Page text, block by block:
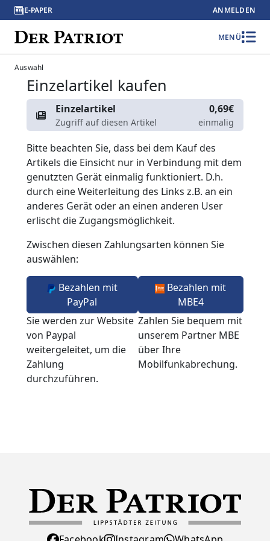
E-PAPER ANMELDEN
MENÜ
Auswahl
Einzelartikel kaufen
Einzelartikel
Zugriff auf diesen Artikel
0,69€
einmalig
Bitte beachten Sie, dass bei dem Kauf des
Artikels die Einsicht nur in Verbindung mit dem
genutzten Gerät einmalig funktioniert. D.h.
durch eine Weiterleitung des Links z.B. an ein
anderes Gerät oder an einen anderen User
erlischt die Zugangsmöglichkeit.
Zwischen diesen Zahlungsarten können Sie
auswählen:
Bezahlen mit
PayPal
Sie werden zur Website
von Paypal
weitergeleitet, um die
Zahlung
durchzuführen.
Bezahlen mit
MBE4
Zahlen Sie bequem mit
unserem Partner MBE
über Ihre
Mobilfunkabrechung.